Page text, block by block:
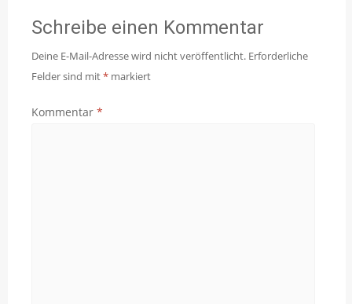
Schreibe einen Kommentar
Deine E-Mail-Adresse wird nicht veröffentlicht. Erforderliche
Felder sind mit* markiert
Kommentar *